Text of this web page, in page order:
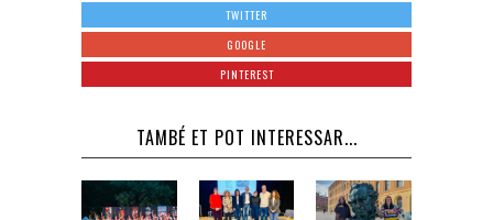
TWITTER
GOOGLE
PINTEREST
TAMBÉ ET POT INTERESSAR...